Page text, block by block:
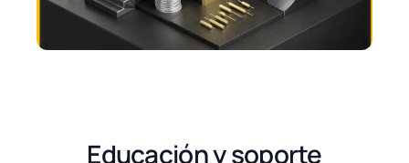
Educación y soporte